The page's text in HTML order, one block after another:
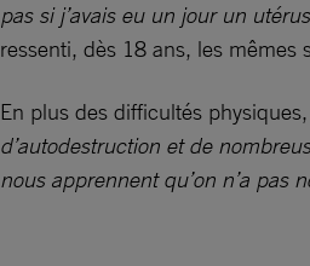
pas si j’avais eu un jour un
ressenti, dès 18 ans, les mêmes
En plus des difficultés
d’autodestruction et de
nous apprennent qu’on n’a pas